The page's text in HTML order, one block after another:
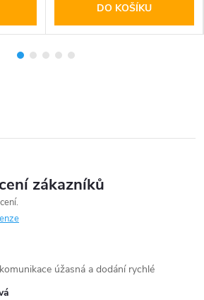
DO KOŠÍKU
zákazníků
úžasná a dodání rychlé